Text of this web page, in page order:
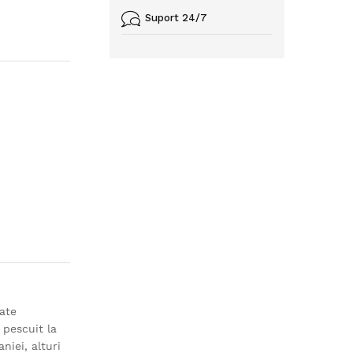
pescuit la
alturi
Suport 24/7